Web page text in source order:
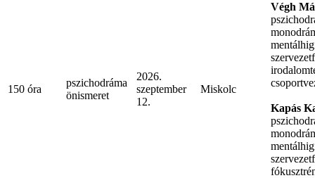
150 óra
pszichodráma
önismeret
2026.
szeptember
12.
Miskolc
Végh
Kapás